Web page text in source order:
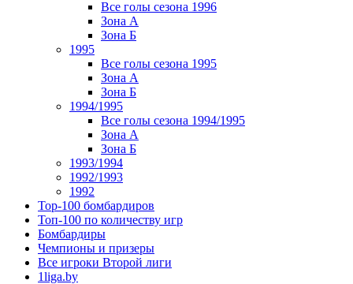
Все голы сезона 1996
Зона А
Зона Б
1995
Все голы сезона 1995
Зона А
Зона Б
1994/1995
Все голы сезона 1994/1995
Зона А
Зона Б
1993/1994
1992/1993
1992
Top-100 бомбардиров
Топ-100 по количеству игр
Бомбардиры
Чемпионы и призеры
Все игроки Второй лиги
1liga.by